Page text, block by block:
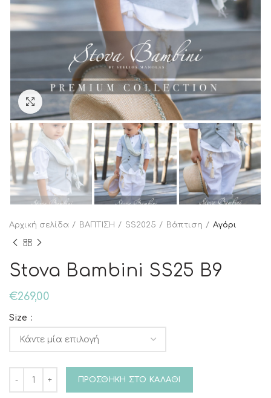
Click to enlarge
Αρχική σελίδα ΒΑΠΤΙΣΗ SS2025 Βάπτιση Αγόρι
Stova Bambini SS25 B9
€269,00
Size
ΠΡΟΣΘΉΚΗ ΣΤΟ ΚΑΛΆΘΙ